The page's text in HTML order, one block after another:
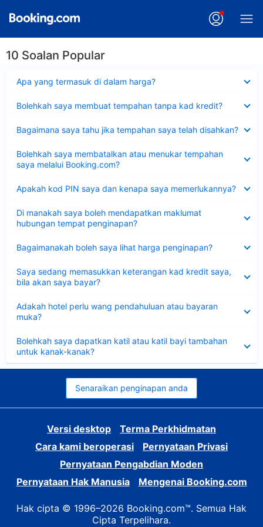
10 Soalan Popular
Apa yang termasuk di dalam harga?
Bolehkah saya membuat tempahan tanpa kad kredit?
Bagaimana saya tahu jika tempahan saya telah disahkan?
Bolehkah saya membatalkan atau menukar tempahan
saya melalui Booking.com?
Apakah kod PIN saya dan kenapa saya memerlukannya?
Di manakah saya boleh mendapatkan maklumat
hubungan tempat penginapan?
Bagaimanakah boleh saya lihat harga penginapan?
Saya sedang memasukkan keterangan kad kredit saya,
bila akan saya bayar?
Adakah hotel perlu wang pendahuluan atau bayaran
muka?
Bolehkah saya dapatkan katil atau katil bayi tambahan
untuk kanak-kanak?
Senaraikan penginapan anda
Versi desktop
Terma Perkhidmatan
Cara kami beroperasi
Pernyataan Privasi
Pernyataan Pengabdian Moden
Pernyataan Hak Manusia
Mengenai Booking.com
Hak cipta © 1996–2026 Booking.com™. Semua Hak
Cipta Terpelihara.